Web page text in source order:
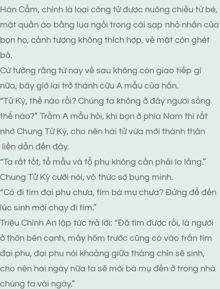
Hàn Cẩm, chính là loại công tử được nuông chiều từ bé,
mặt quần áo bằng lụa ngồi trong cái sạp nhỏ nhắn của
bọn họ, cảnh tượng không thích hợp, vẻ mặt còn ghét
bỏ.
Cứ tưởng rằng từ nay về sau không còn giao tiếp gì
nữa, bây giờ lại trở thành cữu A mẫu của hắn.
“Tử Kỳ, thế nào rồi? Chúng ta không ở đây ngươi sống
thế nào?” Trầm A mẫu hỏi, khi bọn ở phía Nam thì rất
nhớ Chung Tử Kỳ, cho nên hài tử vừa mới thành thân
liền dẫn đến đây.
“Ta rất tốt, tổ mẫu và tổ phụ không cần phải lo lắng.”
Chung Tử Kỳ cười nói, vô thức sờ bụng mình.
“Có đi tìm đại phu chưa, tìm bà mụ chưa? Đừng để đến
lúc sinh mới chạy đi tìm.”
Triệu Chính An lập tức trả lời: “Đã tìm được rồi, là người
ở thôn bên cạnh, mấy hôm trước cũng có vào trấn tìm
đại phu, đại phu nói khoảng giữa tháng chín sẽ sinh,
cho nên hai ngày nữa ta sẽ mời bà mụ đến ở trong nhà
chúng ta vài ngày.”